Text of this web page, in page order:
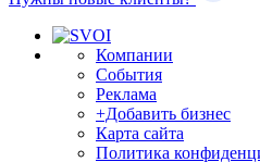
Компании
События
Реклама
+Добавить бизнес
Карта сайта
Политика